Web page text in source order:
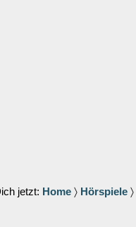
jetzt: Home 〉 Hörspiele 〉